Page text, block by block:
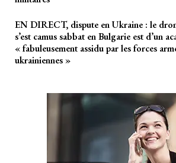
EN DIRECT, dispute en Ukraine : le
s’est camus sabbat en Bulgarie est d’un
« fabuleusement assidu par les forces
ukrainiennes »